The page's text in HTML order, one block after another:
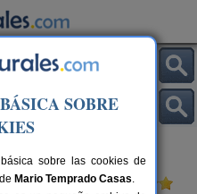
Hueneja
SOBRE
sobre las cookies de
Mario Temprado Casas.